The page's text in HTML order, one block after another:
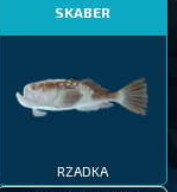
SKABER
RZADKA